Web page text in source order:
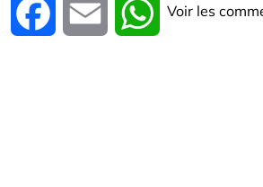
Facebook Email WhatsApp
Voir les